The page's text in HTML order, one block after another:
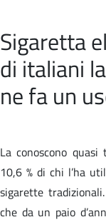
Sigaretta
di italiani
ne fa un
La conoscono
10,6 % di chi l’ha
sigarette
che da un paio